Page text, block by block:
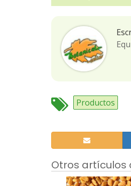
Productos
Otros artículos